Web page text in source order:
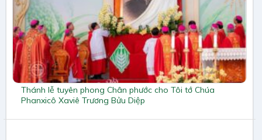
Thánh lễ tuyên phong Chân phước cho Tôi tớ Chúa
Phanxicô Xaviê Trương Bửu Diệp